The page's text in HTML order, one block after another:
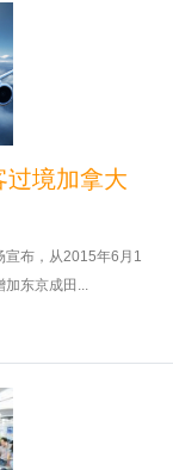
过境加拿大
宣布，从2015年6月1
加东京成田...